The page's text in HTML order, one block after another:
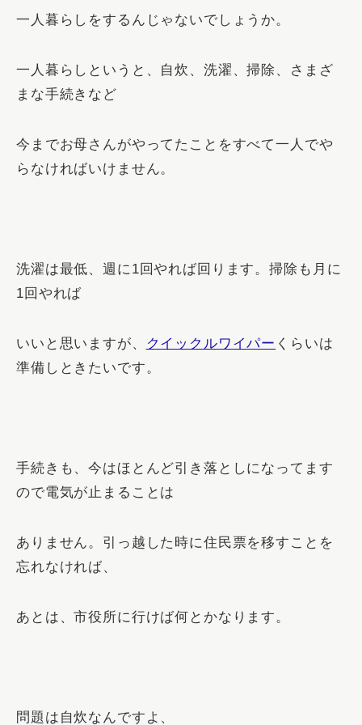
一人暮らしをするんじゃないでしょうか。
一人暮らしというと、自炊、洗濯、掃除、さまざ
まな手続きなど
今までお母さんがやってたことをすべて一人でや
らなければいけません。
洗濯は最低、週に1回やれば回ります。掃除も月に
1回やれば
いいと思いますが、 クイックルワイパー くらいは
準備しときたいです。
手続きも、今はほとんど引き落としになってます
ので電気が止まることは
ありません。引っ越した時に住民票を移すことを
忘れなければ、
あとは、市役所に行けば何とかなります。
問題は自炊なんですよ、